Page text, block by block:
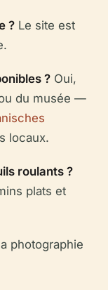
? Le site est
? Oui,
du musée —
locaux.
roulants ?
plats et
photographie